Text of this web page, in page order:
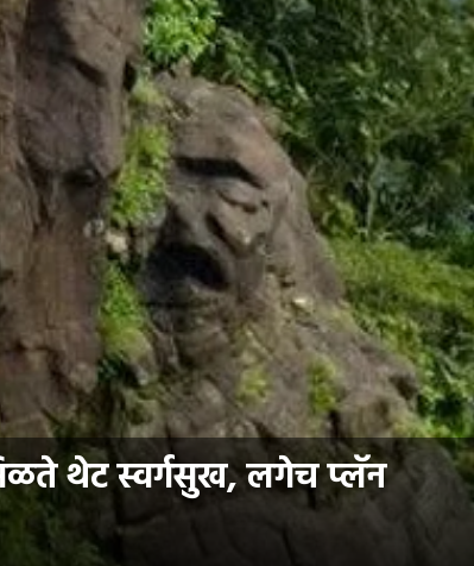
थेट स्वर्गसुख, लगेच प्लॅन